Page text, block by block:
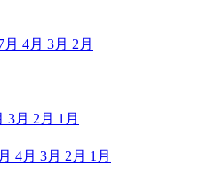
月 4月 3月 2月
3月 2月 1月
4月 3月 2月 1月